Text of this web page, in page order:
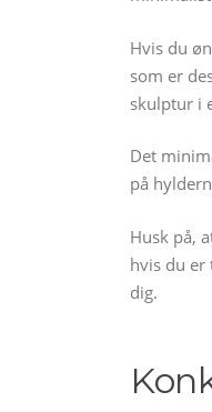
Hvis du
som er
skulptur i
Det
på
Husk på,
hvis du
dig.